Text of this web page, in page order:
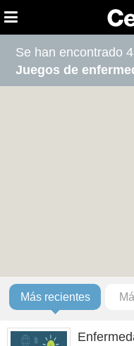
Se han encontrado
Juegos de
Más recientes